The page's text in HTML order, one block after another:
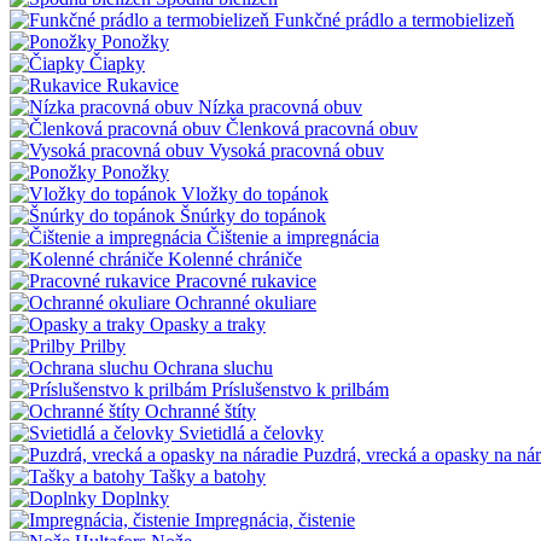
Funkčné prádlo a termobielizeň
Ponožky
Čiapky
Rukavice
Nízka pracovná obuv
Členková pracovná obuv
Vysoká pracovná obuv
Ponožky
Vložky do topánok
Šnúrky do topánok
Čištenie a impregnácia
Kolenné chrániče
Pracovné rukavice
Ochranné okuliare
Opasky a traky
Prilby
Ochrana sluchu
Príslušenstvo k prilbám
Ochranné štíty
Svietidlá a čelovky
Puzdrá, vrecká a opasky na
Tašky a batohy
Doplnky
Impregnácia, čistenie